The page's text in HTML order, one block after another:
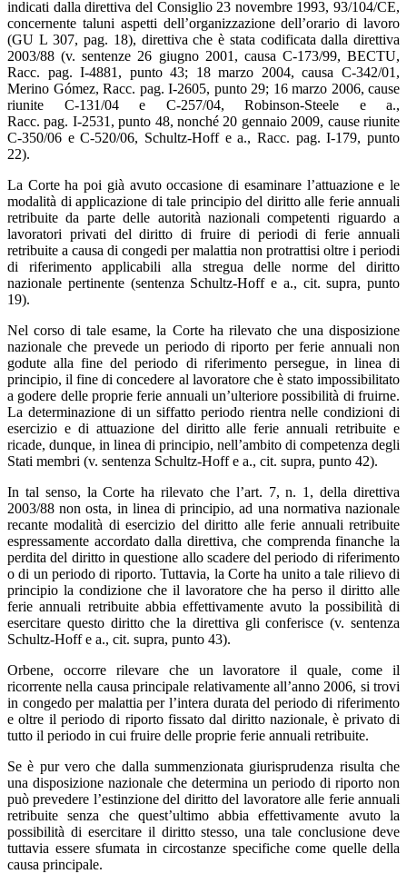
indicati dalla direttiva del Consiglio 23 novembre 1993, 93/104/CE,
concernente taluni aspetti dell’organizzazione dell’orario di lavoro
(GU L 307, pag. 18), direttiva che è stata codificata dalla direttiva
2003/88 (v. sentenze 26 giugno 2001, causa C‑173/99, BECTU,
Racc. pag. I‑4881, punto 43; 18 marzo 2004, causa C‑342/01,
Merino Gómez, Racc. pag. I‑2605, punto 29; 16 marzo 2006, cause
riunite C‑131/04 e C‑257/04, Robinson-Steele e a.,
Racc. pag. I‑2531, punto 48, nonché 20 gennaio 2009, cause riunite
C‑350/06 e C‑520/06, Schultz-Hoff e a., Racc. pag. I‑179, punto
22).
La Corte ha poi già avuto occasione di esaminare l’attuazione e le
modalità di applicazione di tale principio del diritto alle ferie annuali
retribuite da parte delle autorità nazionali competenti riguardo a
lavoratori privati del diritto di fruire di periodi di ferie annuali
retribuite a causa di congedi per malattia non protrattisi oltre i periodi
di riferimento applicabili alla stregua delle norme del diritto
nazionale pertinente (sentenza Schultz-Hoff e a., cit. supra, punto
19).
Nel corso di tale esame, la Corte ha rilevato che una disposizione
nazionale che prevede un periodo di riporto per ferie annuali non
godute alla fine del periodo di riferimento persegue, in linea di
principio, il fine di concedere al lavoratore che è stato impossibilitato
a godere delle proprie ferie annuali un’ulteriore possibilità di fruirne.
La determinazione di un siffatto periodo rientra nelle condizioni di
esercizio e di attuazione del diritto alle ferie annuali retribuite e
ricade, dunque, in linea di principio, nell’ambito di competenza degli
Stati membri (v. sentenza Schultz-Hoff e a., cit. supra, punto 42).
In tal senso, la Corte ha rilevato che l’art. 7, n. 1, della direttiva
2003/88 non osta, in linea di principio, ad una normativa nazionale
recante modalità di esercizio del diritto alle ferie annuali retribuite
espressamente accordato dalla direttiva, che comprenda finanche la
perdita del diritto in questione allo scadere del periodo di riferimento
o di un periodo di riporto. Tuttavia, la Corte ha unito a tale rilievo di
principio la condizione che il lavoratore che ha perso il diritto alle
ferie annuali retribuite abbia effettivamente avuto la possibilità di
esercitare questo diritto che la direttiva gli conferisce (v. sentenza
Schultz-Hoff e a., cit. supra, punto 43).
Orbene, occorre rilevare che un lavoratore il quale, come il
ricorrente nella causa principale relativamente all’anno 2006, si trovi
in congedo per malattia per l’intera durata del periodo di riferimento
e oltre il periodo di riporto fissato dal diritto nazionale, è privato di
tutto il periodo in cui fruire delle proprie ferie annuali retribuite.
Se è pur vero che dalla summenzionata giurisprudenza risulta che
una disposizione nazionale che determina un periodo di riporto non
può prevedere l’estinzione del diritto del lavoratore alle ferie annuali
retribuite senza che quest’ultimo abbia effettivamente avuto la
possibilità di esercitare il diritto stesso, una tale conclusione deve
tuttavia essere sfumata in circostanze specifiche come quelle della
causa principale.